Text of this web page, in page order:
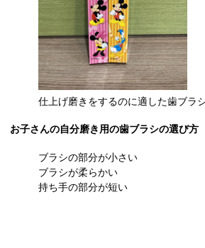
仕上げ磨きをするのに適した歯ブラ
お子さんの自分磨き用の歯ブラシの選び方
ブラシの部分が小さい
ブラシが柔らかい
持ち手の部分が短い